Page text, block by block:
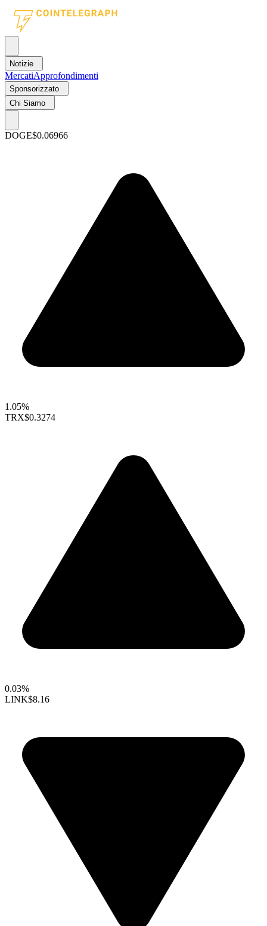
Notizie
MercatiApprofondimenti
Sponsorizzato
Chi Siamo
DOGE$0.06966
1.05%
TRX$0.3274
0.03%
LINK$8.16